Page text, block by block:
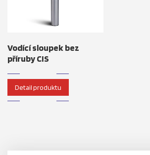
Vodící sloupek bez
příruby CIS
Detail produktu